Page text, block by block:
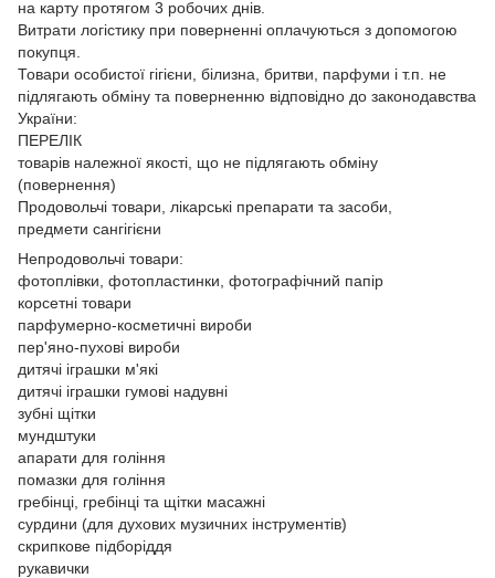
на карту протягом 3 робочих днів.
Витрати логістику при поверненні оплачуються з допомогою
покупця.
Товари особистої гігієни, білизна, бритви, парфуми і т.п. не
підлягають обміну та поверненню відповідно до законодавства
України:
ПЕРЕЛІК
товарів належної якості, що не підлягають обміну
(повернення)
Продовольчі товари, лікарські препарати та засоби,
предмети сангігієни
Непродовольчі товари:
фотоплівки, фотопластинки, фотографічний папір
корсетні товари
парфумерно-косметичні вироби
пер'яно-пухові вироби
дитячі іграшки м'які
дитячі іграшки гумові надувні
зубні щітки
мундштуки
апарати для гоління
помазки для гоління
гребінці, гребінці та щітки масажні
сурдини (для духових музичних інструментів)
скрипкове підборіддя
рукавички